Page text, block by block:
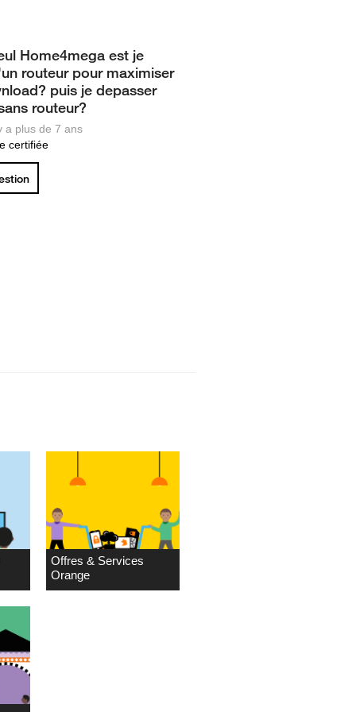
Home4mega est je
routeur pour maximiser
puis je depasser
routeur?
a plus de 7 ans
certifiée
Offres & Services
Orange